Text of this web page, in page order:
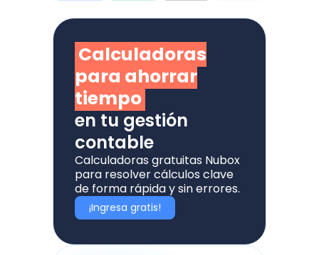
Calculadoras
para ahorrar
tiempo
en tu gestión
contable
Calculadoras gratuitas Nubox
para resolver cálculos clave
de forma rápida y sin errores.
¡Ingresa gratis!